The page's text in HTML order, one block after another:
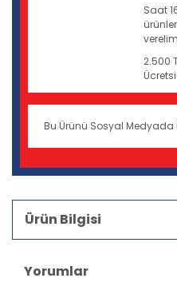
Saat
2.500
Bu Ürünü Sosyal Medyada
Ürün Bilgisi
Yorumlar